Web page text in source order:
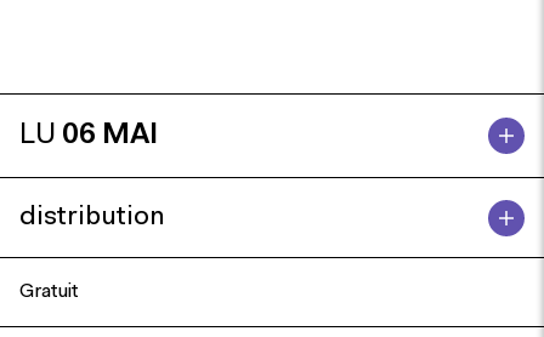
LU 06 MAI
distribution
Gratuit